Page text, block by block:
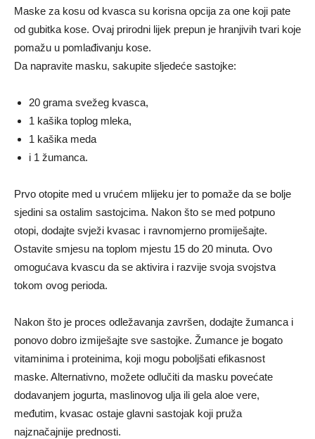
Maske za kosu od kvasca su korisna opcija za one koji pate
od gubitka kose. Ovaj prirodni lijek prepun je hranjivih tvari koje
pomažu u pomlađivanju kose.
Da napravite masku, sakupite sljedeće sastojke:
20 grama svežeg kvasca,
1 kašika toplog mleka,
1 kašika meda
i 1 žumanca.
Prvo otopite med u vrućem mlijeku jer to pomaže da se bolje
sjedini sa ostalim sastojcima. Nakon što se med potpuno
otopi, dodajte svježi kvasac i ravnomjerno promiješajte.
Ostavite smjesu na toplom mjestu 15 do 20 minuta. Ovo
omogućava kvascu da se aktivira i razvije svoja svojstva
tokom ovog perioda.
Nakon što je proces odležavanja završen, dodajte žumanca i
ponovo dobro izmiješajte sve sastojke. Žumance je bogato
vitaminima i proteinima, koji mogu poboljšati efikasnost
maske. Alternativno, možete odlučiti da masku povećate
dodavanjem jogurta, maslinovog ulja ili gela aloe vere,
međutim, kvasac ostaje glavni sastojak koji pruža
najznačajnije prednosti.